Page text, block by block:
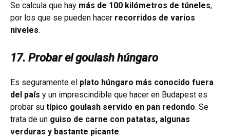
Se calcula que hay más de 100 kilómetros de túneles,
por los que se pueden hacer recorridos de varios
niveles.
17. Probar el goulash húngaro
Es seguramente el plato húngaro más conocido fuera
del país y un imprescindible que hacer en Budapest es
probar su típico goulash servido en pan redondo. Se
trata de un guiso de carne con patatas, algunas
verduras y bastante picante.